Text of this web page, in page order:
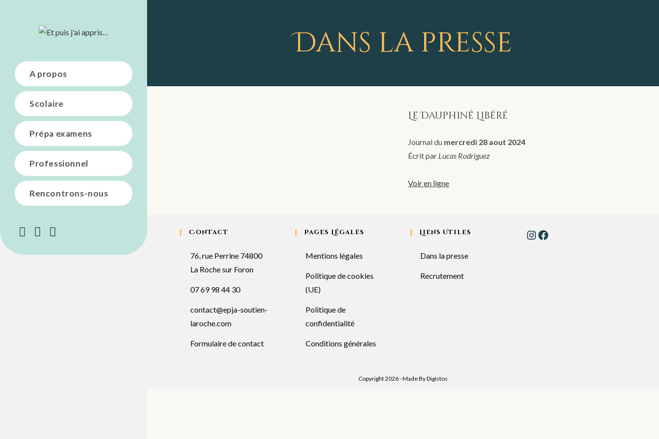
A propos
Scolaire
Prépa examens
Professionnel
Rencontrons-nous
Dans la presse
Le Dauphiné Libéré
Journal du mercredi 28 aout 2024
Écrit par Lucas Rodriguez
Voir en ligne
Contact
76, rue Perrine 74800
La Roche sur Foron
07 69 98 44 30
contact@epja-soutien-
laroche.com
Formulaire de contact
Pages Légales
Mentions légales
Politique de cookies
(UE)
Politique de
confidentialité
Conditions générales
Liens Utiles
Dans la presse
Recrutement
Copyright 2026 - Made ByDigistos